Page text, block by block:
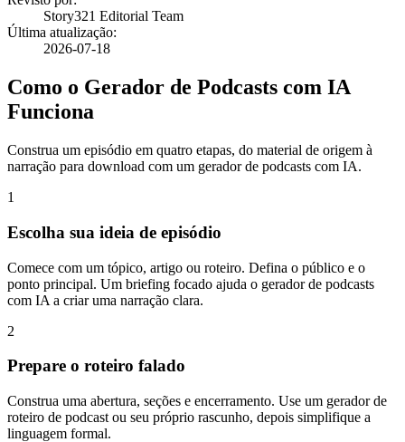
Story321 Editorial Team
Última atualização:
2026-07-18
Como o Gerador de Podcasts com IA
Funciona
Construa um episódio em quatro etapas, do material de origem à
narração para download com um gerador de podcasts com IA.
1
Escolha sua ideia de episódio
Comece com um tópico, artigo ou roteiro. Defina o público e o
ponto principal. Um briefing focado ajuda o gerador de podcasts
com IA a criar uma narração clara.
2
Prepare o roteiro falado
Construa uma abertura, seções e encerramento. Use um gerador de
roteiro de podcast ou seu próprio rascunho, depois simplifique a
linguagem formal.